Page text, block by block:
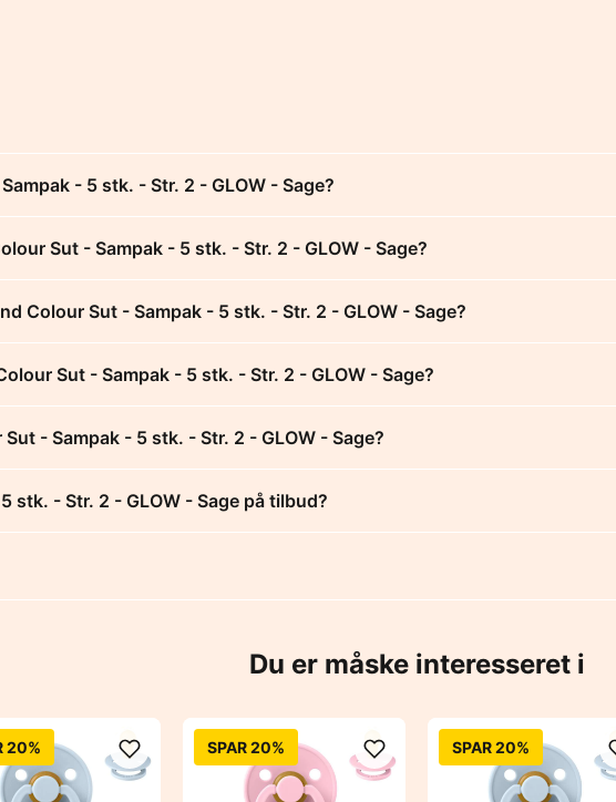
- 5 stk. - Str. 2 - GLOW - Sage?
Sut - Sampak - 5 stk. - Str. 2 - GLOW - Sage?
Colour Sut - Sampak - 5 stk. - Str. 2 - GLOW - Sage?
Sut - Sampak - 5 stk. - Str. 2 - GLOW - Sage?
- Sampak - 5 stk. - Str. 2 - GLOW - Sage?
stk. - Str. 2 - GLOW - Sage på tilbud?
Du er måske interesseret i
20% SPAR 20% SPAR 20%